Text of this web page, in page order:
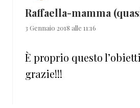
Raffaella-mamma
3 Gennaio 2018 alle 11:16
È proprio questo
grazie!!!